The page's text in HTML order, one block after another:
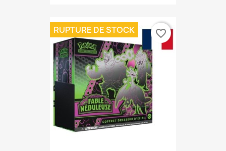
RUPTURE DE STOCK favorite_border